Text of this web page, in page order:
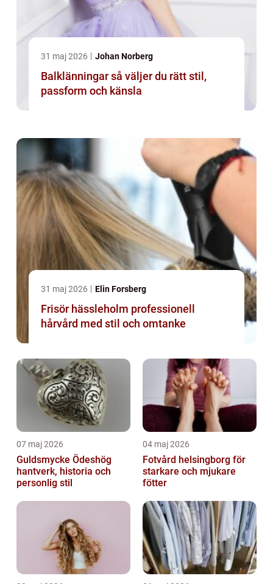
31 maj 2026 Johan Norberg
Balklänningar så väljer du rätt stil,
passform och känsla
31 maj 2026 Elin Forsberg
Frisör hässleholm professionell
hårvård med stil och omtanke
07 maj 2026
Guldsmycke Ödeshög
hantverk, historia och
personlig stil
04 maj 2026
Fotvård helsingborg för
starkare och mjukare
fötter